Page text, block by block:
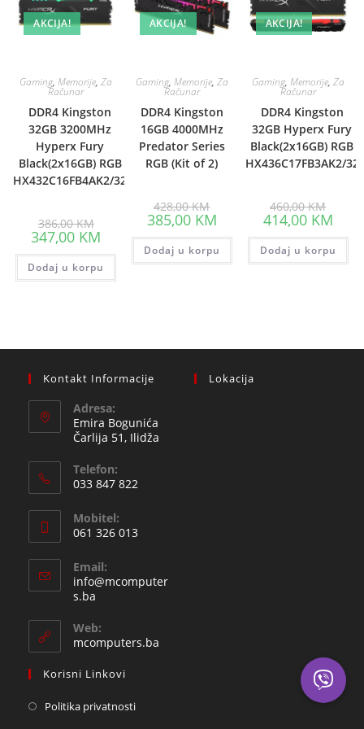
AKCIJA!
Gaming,Memorije,Za
Računar
DDR4 Kingston
32GB 3200MHz
Hyperx Fury
Black(2x16GB) RGB
HX432C16FB4AK2/32
386,00KMprice
was:
386,00 KM.
347,00 KM Current
is:
347,00 KM.
Dodaj u korpu
AKCIJA!
Gaming, Memorije, Za
Računar
DDR4 Kingston
16GB 4000MHz
Predator Series
RGB (Kit of 2)
428,00KMprice
was:
428,00 KM.
385,00 KMCurrent
price
is:
385,00 KM.
Dodaj u korpu
AKCIJA!
Gaming, Memorije, Za
Računar
DDR4 Kingston
32GB Hyperx Fury
Black(2x16GB) RGB
HX436C17FB3AK2/32
460,00KM price
was:
460,00
414,00 KMprice
is:
Dodaj u korpu
Kontakt Informacije
Adresa:
Emira Bogunića
Čarlija 51, Ilidža
Telefon:
033 847 822
in
your
application
Mobitel:
061 326 013
in
your
Email:
info@mcomputer
s.ba
your
application
Web:
mcomputers.ba
Korisni Linkovi
Politika privatnosti
Lokacija